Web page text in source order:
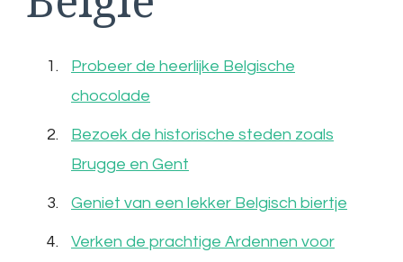
Probeer de heerlijke Belgische
chocolade
Bezoek de historische steden zoals
Brugge en Gent
Geniet van een lekker Belgisch biertje
Verken de prachtige Ardennen voor